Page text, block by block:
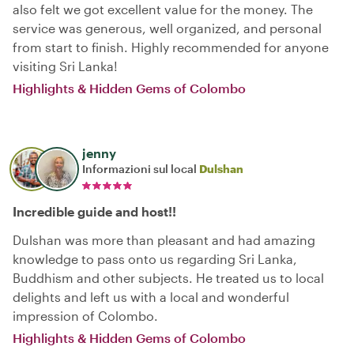
also felt we got excellent value for the money. The
service was generous, well organized, and personal
from start to finish. Highly recommended for anyone
visiting Sri Lanka!
Highlights & Hidden Gems of Colombo
jenny
Informazioni sul local Dulshan
Incredible guide and host!!
Dulshan was more than pleasant and had amazing
knowledge to pass onto us regarding Sri Lanka,
Buddhism and other subjects. He treated us to local
delights and left us with a local and wonderful
impression of Colombo.
Highlights & Hidden Gems of Colombo